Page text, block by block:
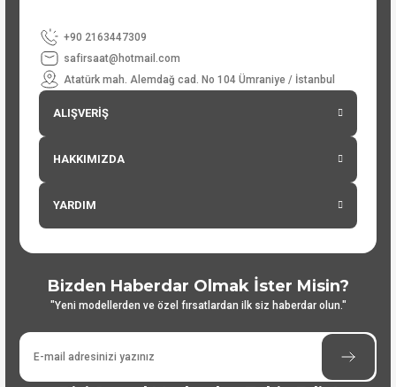
+90 2163447309
safirsaat@hotmail.com
Atatürk mah. Alemdağ cad. No 104 Ümraniye / İstanbul
ALIŞVERİŞ
HAKKIMIZDA
YARDIM
Bizden Haberdar Olmak İster Misin?
"Yeni modellerden ve özel fırsatlardan ilk siz haberdar olun."